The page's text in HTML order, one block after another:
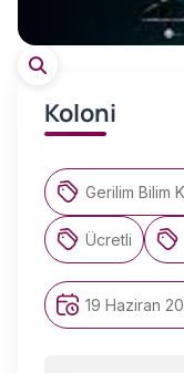
Koloni
Gerilim Bilim
Ücretli
19 Haziran